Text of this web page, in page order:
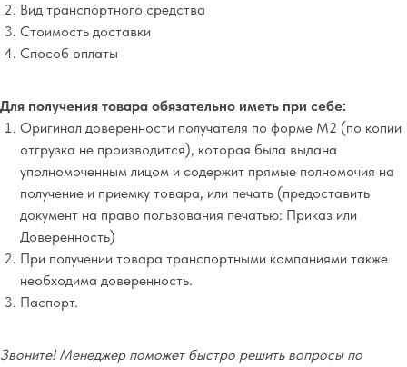
Вид транспортного средства
Стоимость доставки
Способ оплаты
Для получения товара обязательно иметь при себе:
Оригинал доверенности получателя по форме М2 (по копии
отгрузка не производится), которая была выдана
уполномоченным лицом и содержит прямые полномочия на
получение и приемку товара, или печать (предоставить
документ на право пользования печатью: Приказ или
Доверенность)
При получении товара транспортными компаниями также
необходима доверенность.
Паспорт.
Звоните! Менеджер поможет быстро решить вопросы по